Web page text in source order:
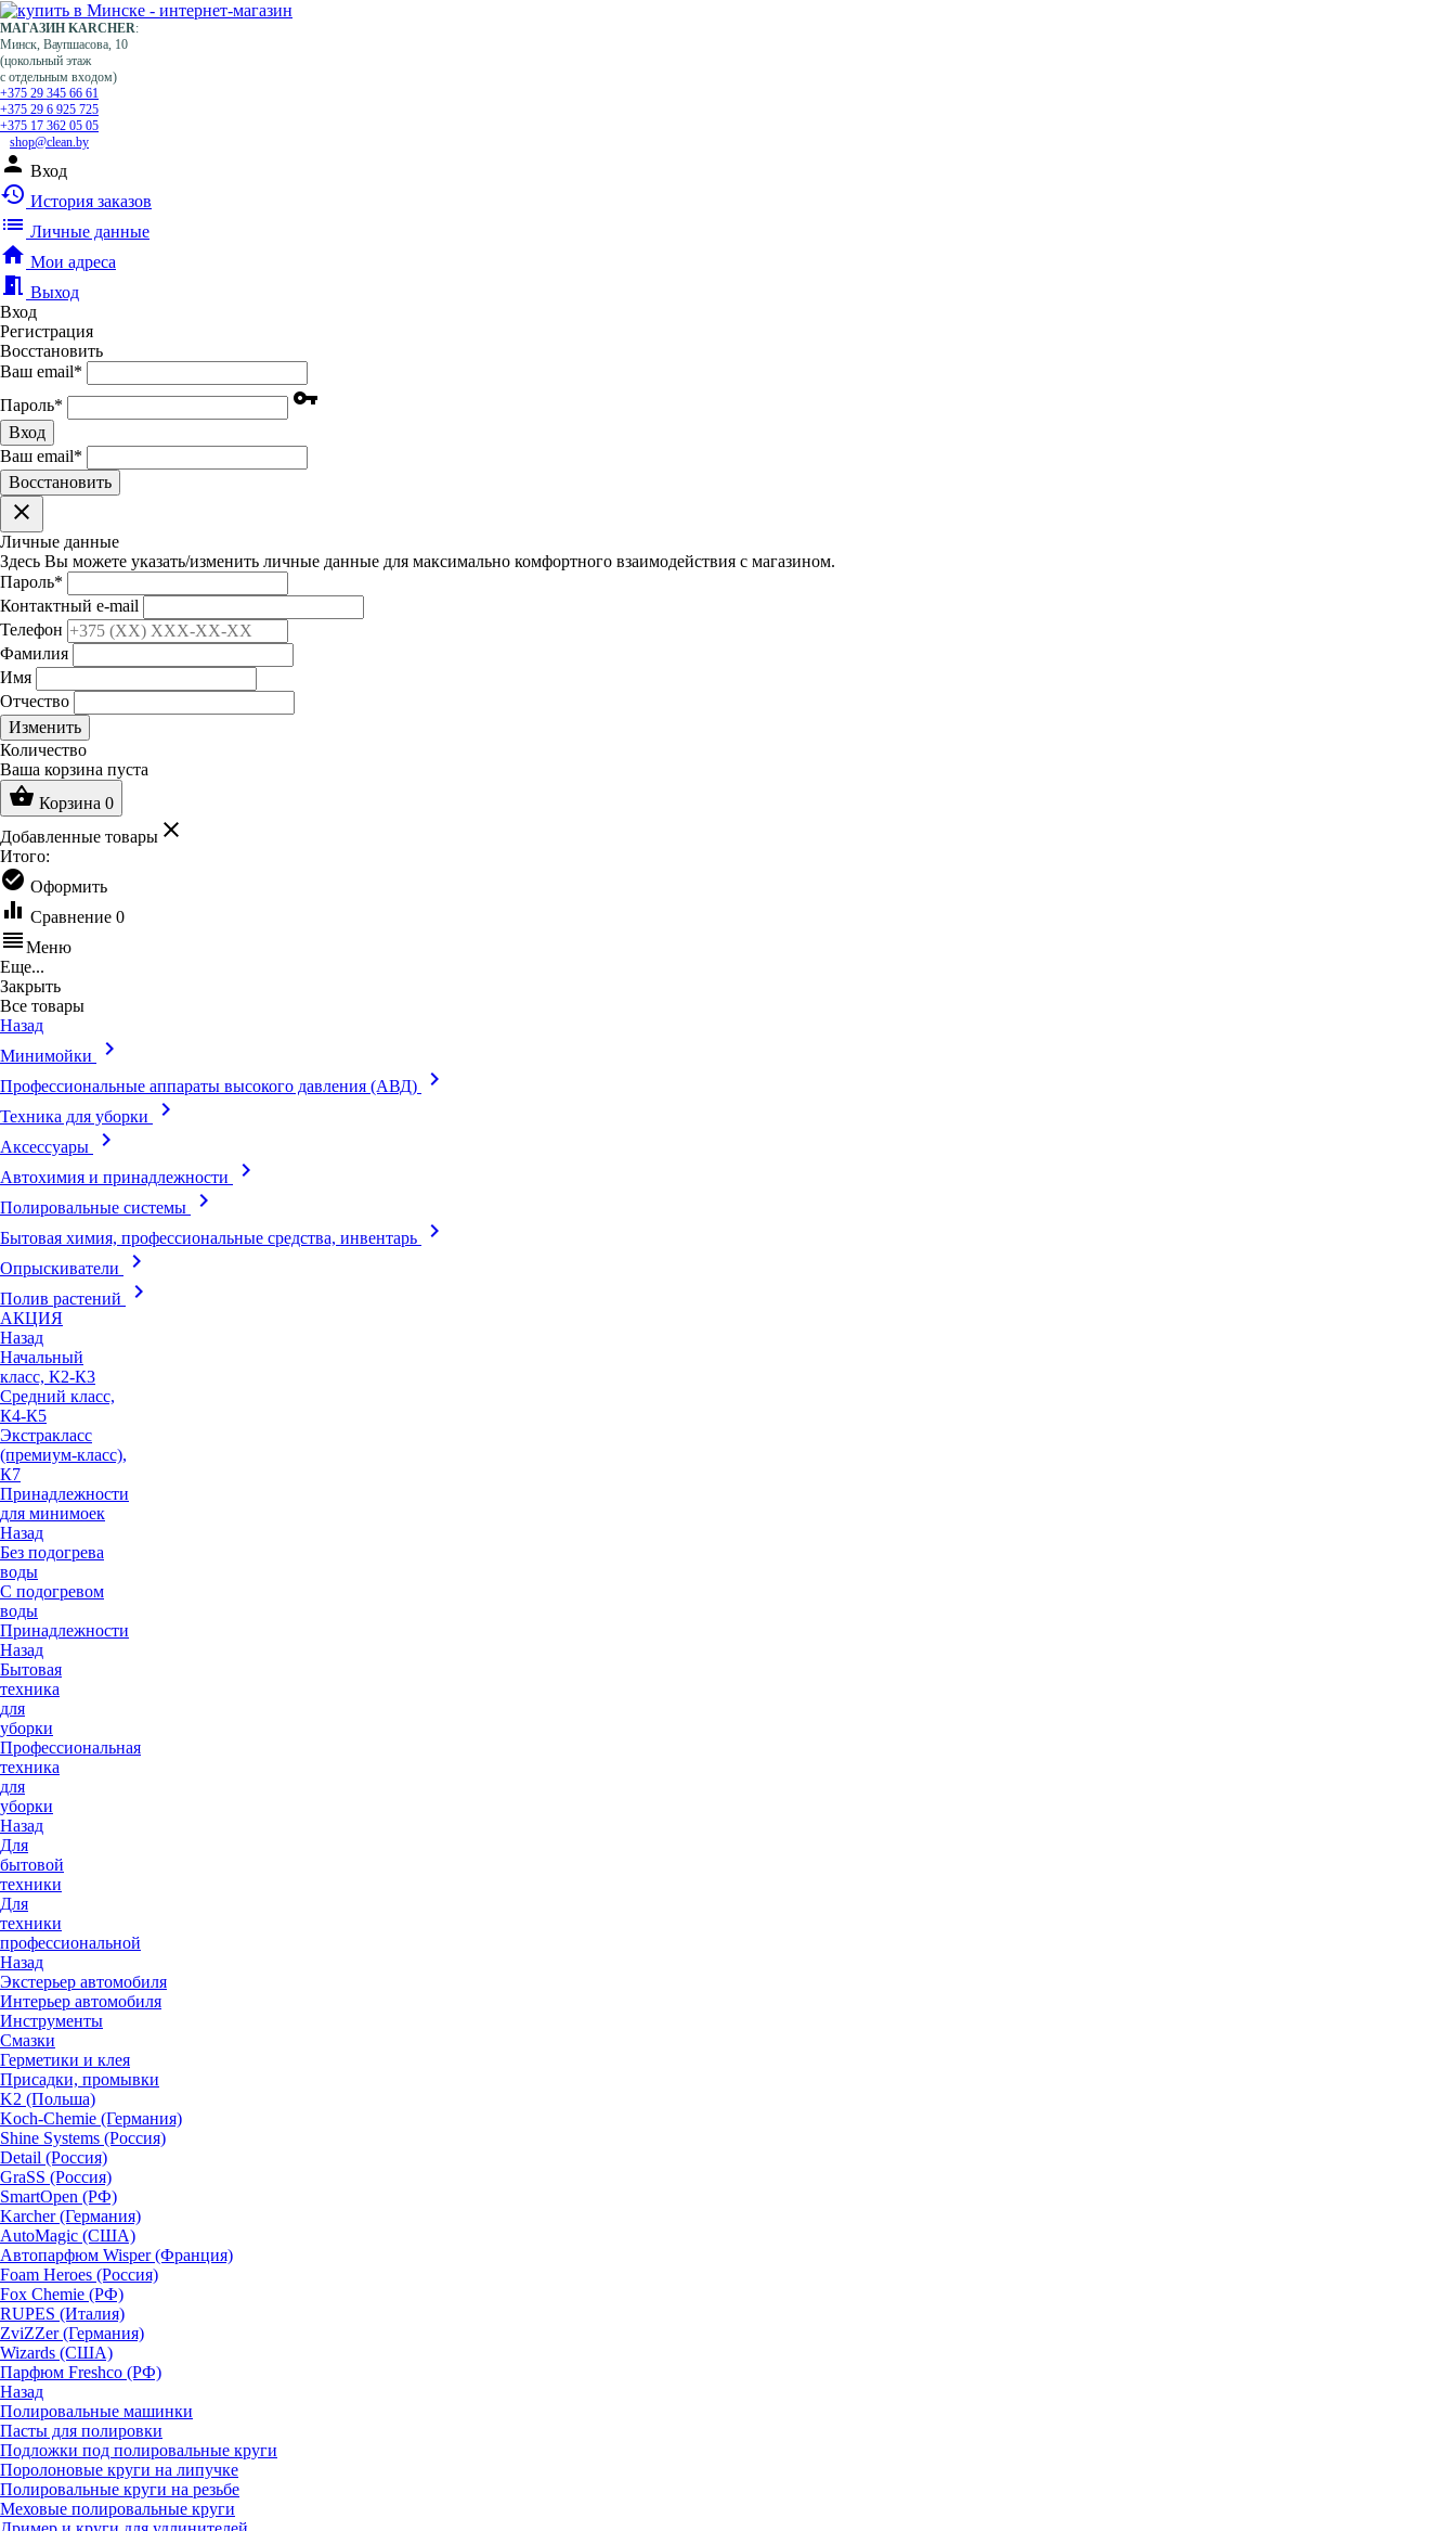
МАГАЗИН KARCHER:
Минск, Ваупшасова, 10
(цокольный этаж
с отдельным входом)
+375 29 345 66 61
+375 29 6 925 725
+375 17 362 05 05
shop@clean.by
person Вход
history История заказов
list Личные данные
home Мои адреса
meeting_room Выход
Вход
Регистрация
Восстановить
Ваш email*
Пароль* vpn_key
Вход
Ваш email*
Воcстановить
clear
Личные данные
Здесь Вы можете указать/изменить личные данные для максимально комфортного взаимодействия с магазином.
Пароль*
Контактный e-mail
Телефон
Фамилия
Имя
Отчество
Изменить
Количество
Ваша корзина пуста
shopping_basket Корзина 0
Добавленные товары clear
Итого:
check_circle Оформить
equalizer Сравнение 0
reorderМеню
Еще...
Закрыть
Все товары
Назад
Минимойки
keyboard_arrow_right
Профессиональные аппараты высокого давления (АВД) keyboard_arrow_right
Техника для уборки keyboard_arrow_right
Аксессуары keyboard_arrow_right
Автохимия и принадлежности keyboard_arrow_right
Полировальные системы keyboard_arrow_right
Бытовая химия, профессиональные средства, инвентарь keyboard_arrow_right
Опрыскиватели keyboard_arrow_right
Полив растений keyboard_arrow_right
АКЦИЯ
Назад
Начальный
класс, К2-К3
Средний класс,
К4-К5
Экстракласс
(премиум-класс),
К7
Принадлежности
для минимоек
Назад
Без подогрева
воды
С подогревом
воды
Принадлежности
Назад
Бытовая
техника
для
уборки
Профессиональная
техника
для
уборки
Назад
Для
бытовой
техники
Для
техники
профессиональной
Назад
Экстерьер автомобиля
Интерьер автомобиля
Инструменты
Смазки
Герметики и клея
Присадки, промывки
K2 (Польша)
Koch-Chemie (Германия)
Shine Systems (Россия)
Detail (Россия)
GraSS (Россия)
SmartOpen (РФ)
Karcher (Германия)
AutoMagic (США)
Автопарфюм Wisper (Франция)
Foam Heroes (Россия)
Fox Chemie (РФ)
RUPES (Италия)
ZviZZer (Германия)
Wizards (США)
Парфюм Freshco (РФ)
Назад
Полировальные машинки
Пасты для полировки
Подложки под полировальные круги
Поролоновые круги на липучке
Полировальные круги на резьбе
Меховые полировальные круги